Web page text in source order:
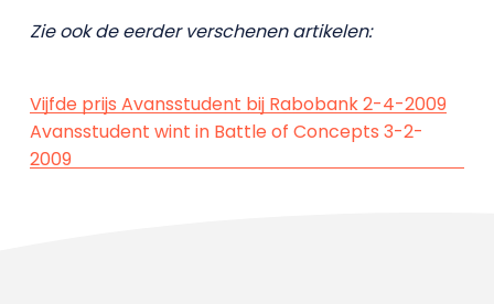
Zie ook de eerder verschenen artikelen:
Vijfde prijs Avansstudent bij Rabobank 2-4-2009
Avansstudent wint in Battle of Concepts 3-2-
2009